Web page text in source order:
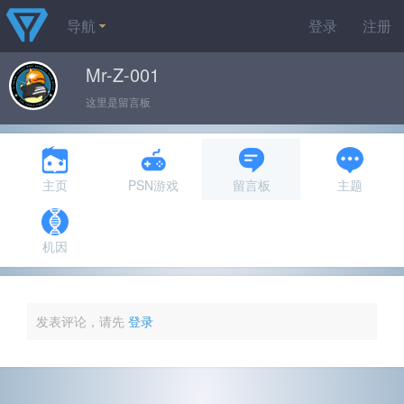
登录 注册
导航
Mr-Z-001
这里是留言板
主页 PSN游戏 留言板 主题
机因
发表评论，请先 登录